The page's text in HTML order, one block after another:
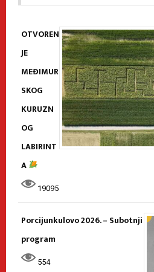
OTVOREN
JE
MEĐIMUR
SKOG
KURUZN
OG
LABIRINT
A
19095
Porcijunkulovo 2026. – Subotnji
program
554